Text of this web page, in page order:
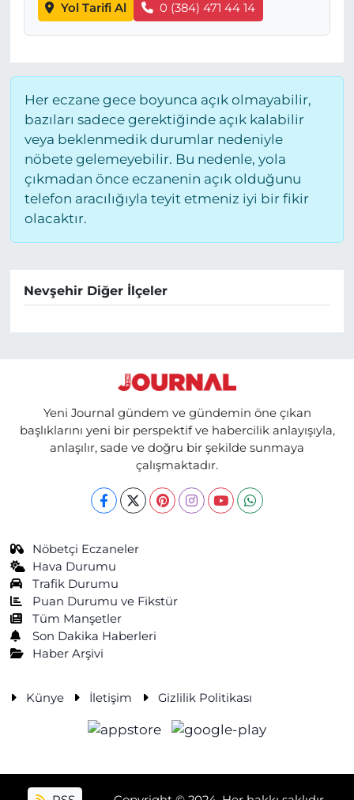
Yol Tarifi Al 0 (384) 471 44 14
Her eczane gece boyunca açık olmayabilir,
bazıları sadece gerektiğinde açık kalabilir
veya beklenmedik durumlar nedeniyle
nöbete gelemeyebilir. Bu nedenle, yola
çıkmadan önce eczanenin açık olduğunu
telefon aracılığıyla teyit etmeniz iyi bir fikir
olacaktır.
Nevşehir Diğer İlçeler
Yeni Journal gündem ve gündemin öne çıkan
başlıklarını yeni bir perspektif ve habercilik anlayışıyla,
anlaşılır, sade ve doğru bir şekilde sunmaya
çalışmaktadır.
Nöbetçi Eczaneler
Hava Durumu
Trafik Durumu
Puan Durumu ve Fikstür
Tüm Manşetler
Son Dakika Haberleri
Haber Arşivi
Künye İletişim Gizlilik Politikası